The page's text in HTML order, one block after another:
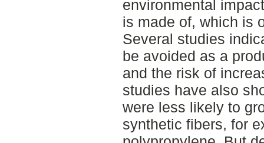
environmental
is made of, which is
Several studies
be avoided as a
and the risk of
studies have also
were less likely to
synthetic fibers, for